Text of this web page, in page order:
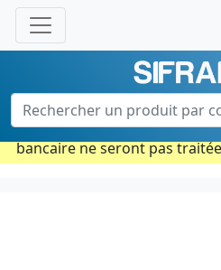
Une question ?
Contactez-nous au
Ouvert du lun. au
Période estivale : Les
bancaire ne seront pas